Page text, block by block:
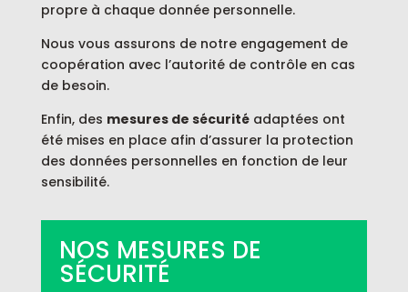
propre à chaque donnée personnelle.
Nous vous assurons de notre engagement de
coopération avec l’autorité de contrôle en cas
de besoin.
Enfin, des mesures de sécuritéadaptées ont
été mises en place afin d’assurer la protection
des données personnelles en fonction de leur
sensibilité.
NOS MESURES DE
SÉCURITÉ